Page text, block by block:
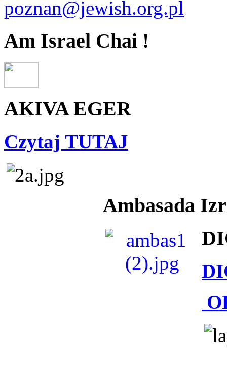
poznan@jewish.org.pl
Am Israel Chai !
AKIVA EGER
Czytaj TUTAJ
Ambasada